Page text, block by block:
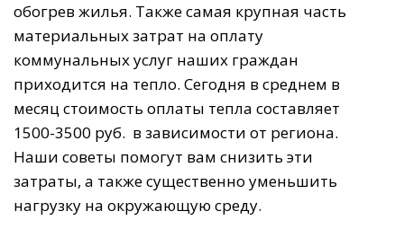
обогрев жилья. Также самая крупная часть
материальных затрат на оплату
коммунальных услуг наших граждан
приходится на тепло. Сегодня в среднем в
месяц стоимость оплаты тепла составляет
1500-3500 руб. в зависимости от региона.
Наши советы помогут вам снизить эти
затраты, а также существенно уменьшить
нагрузку на окружающую среду.